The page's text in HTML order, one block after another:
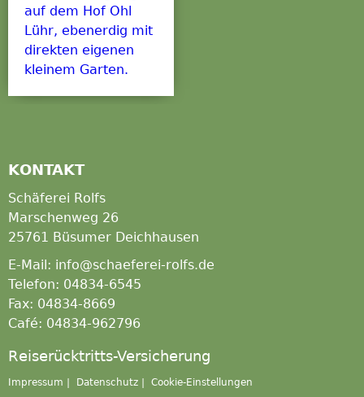
auf dem Hof Ohl
Lühr, ebenerdig mit
direkten eigenen
kleinem Garten.
KONTAKT
Schäferei Rolfs
Marschenweg 26
25761 Büsumer Deichhausen
E-Mail: info@schaeferei-rolfs.de
Telefon: 04834-6545
Fax: 04834-8669
Café: 04834-962796
Reiserücktritts-Versicherung
Impressum Datenschutz Cookie-Einstellungen